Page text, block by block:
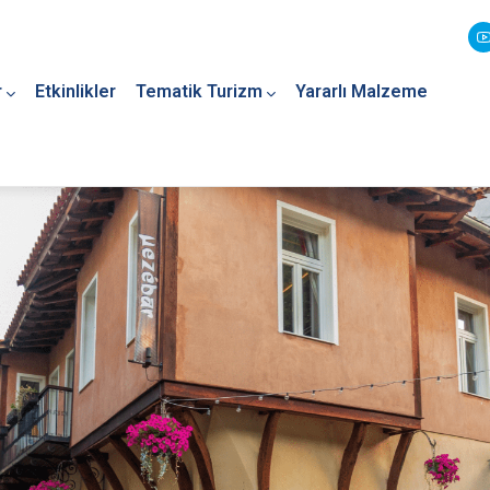
Etkinlikler Tematik Turizm Yararlı Malzeme